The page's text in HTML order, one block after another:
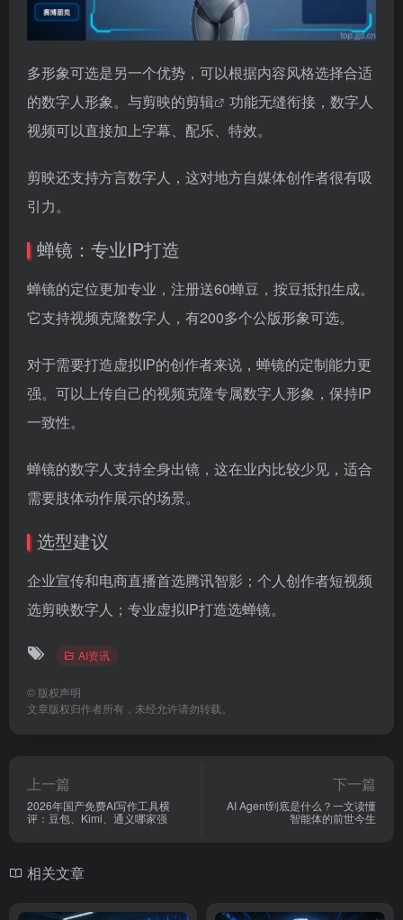
多形象可选是另一个优势，可以根据内容风格选择合适
的数字人形象。与剪映的剪辑
功能无缝衔接，数字人
视频可以直接加上字幕、配乐、特效。
剪映还支持方言数字人，这对地方自媒体创作者很有吸
引力。
蝉镜：专业IP打造
蝉镜的定位更加专业，注册送60蝉豆，按豆抵扣生成。
它支持视频克隆数字人，有200多个公版形象可选。
对于需要打造虚拟IP的创作者来说，蝉镜的定制能力更
强。可以上传自己的视频克隆专属数字人形象，保持IP
一致性。
蝉镜的数字人支持全身出镜，这在业内比较少见，适合
需要肢体动作展示的场景。
选型建议
企业宣传和电商直播首选腾讯智影；个人创作者短视频
选剪映数字人；专业虚拟IP打造选蝉镜。
AI资讯
© 版权声明
文章版权归作者所有，未经允许请勿转载。
上一篇
2026年国产免费AI写作工具横
评：豆包、Kimi、通义哪家强
下一篇
AI Agent到底是什么？一文读懂
智能体的前世今生
相关文章